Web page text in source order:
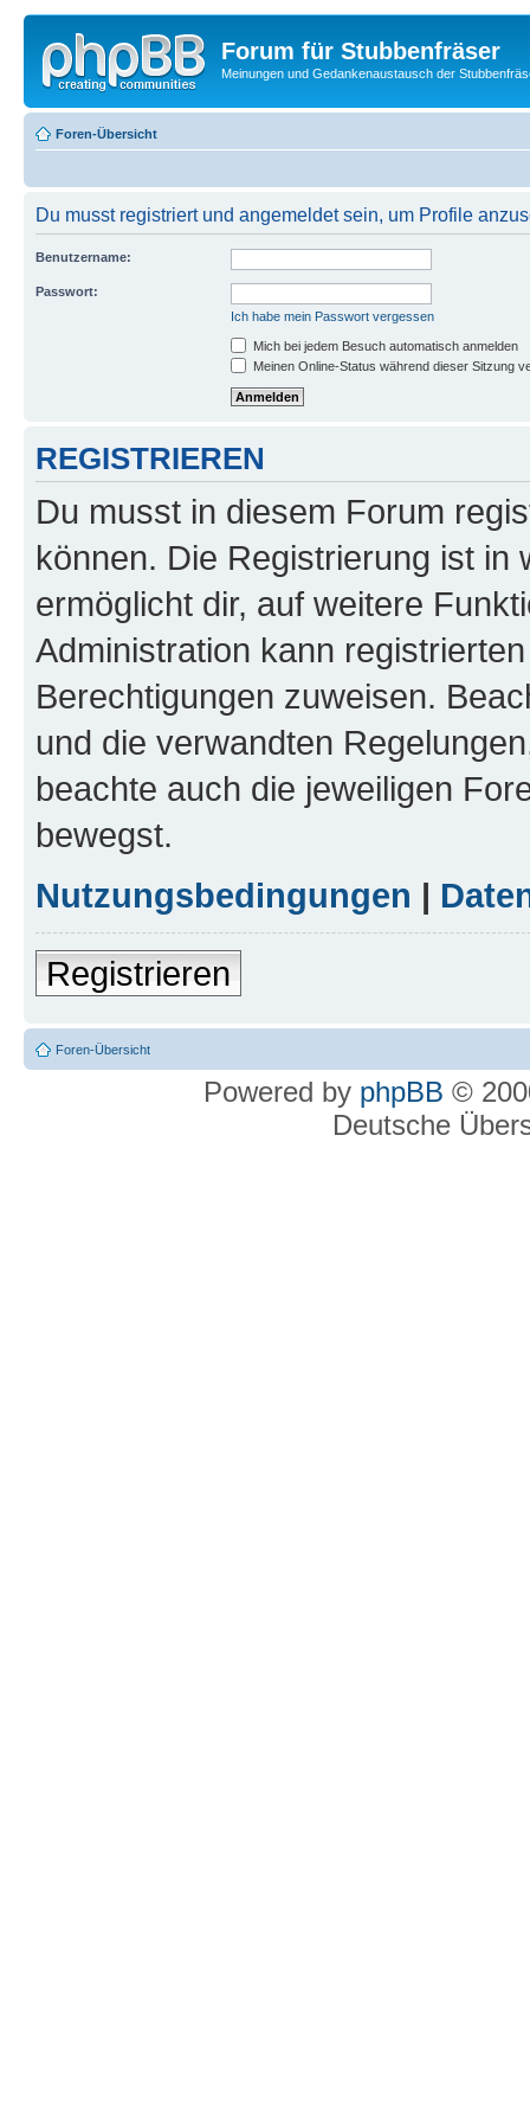
Forum für Stubbenfräser
Meinungen und Gedankenaustausch der
Foren-Übersicht
Du musst registriert und angemeldet sein, um Profile
Benutzername:
Passwort:
Ich habe mein Passwort vergessen
Mich bei jedem Besuch automatisch anmelden
Meinen Online-Status während dieser Sitzung
REGISTRIEREN
Du musst in diesem Forum
können. Die Registrierung ist in
ermöglicht dir, auf weitere
Administration kann
Berechtigungen zuweisen.
und die verwandten
beachte auch die jeweiligen
bewegst.
Nutzungsbedingungen |
Registrieren
Foren-Übersicht
Powered by phpBB ©
Deutsche